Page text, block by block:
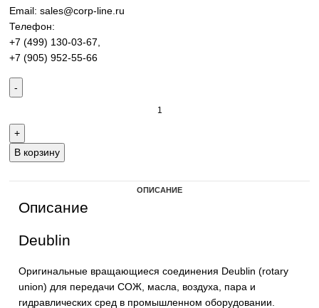
гидравлических сред. Надёжные решения для станков
промышленного оборудования.
Контакты:
Email:
Телефон:
+7 (905) 952-55-66
В корзину
Описание